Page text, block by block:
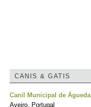
CANIS & GATIS
Canil Municipal de Águeda
Aveiro, Portugal